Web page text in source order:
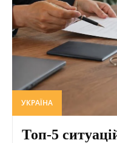
УКРАЇНА
Топ-5